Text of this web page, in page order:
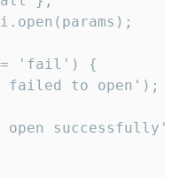
'fail') {
failed to open');
open